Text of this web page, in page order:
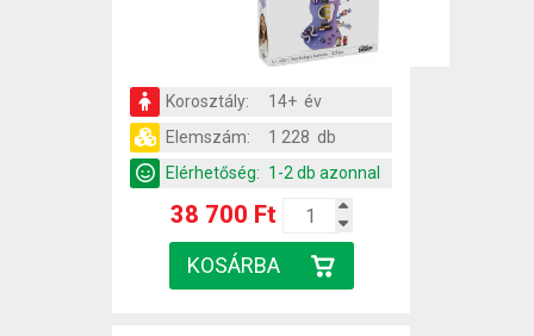
Korosztály:
14+ év
Elemszám:
1 228 db
Elérhetőség: 1-2 db azonnal
38 700 Ft